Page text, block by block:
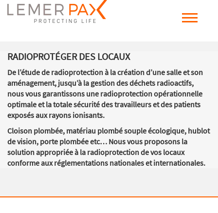
RADIOPROTÉGER DES LOCAUX
De l’étude de radioprotection à la création d’une salle et son
aménagement, jusqu’à la gestion des déchets radioactifs,
nous vous garantissons une radioprotection opérationnelle
optimale et la totale sécurité des travailleurs et des patients
exposés aux rayons ionisants.
Cloison plombée, matériau plombé souple écologique, hublot
de vision, porte plombée etc… Nous vous proposons la
solution appropriée à la radioprotection de vos locaux
conforme aux réglementations nationales et internationales.